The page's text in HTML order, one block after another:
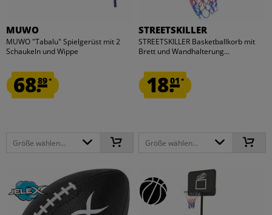
MUWO
MUWO "Tabalu" Spielgerüst mit 2
Schaukeln und Wippe
68.89*
Größe wählen...
STREETSKILLER
STREETSKILLER Basketballkorb mit
Brett und Wandhalterung...
18.01 *
Größe wählen...